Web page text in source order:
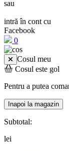
sau
intră în cont cu
Facebook
0
Cosul meu
Cosul este gol
Pentru a putea
Inapoi la magazin
Subtotal:
lei